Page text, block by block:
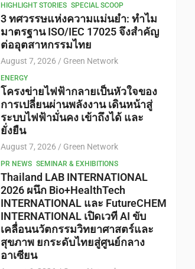
HIGHLIGHT STORIES SPECIAL SCOOP
3 ทศวรรษแห่งความแม่นยำ: ทำไม
มาตรฐาน ISO/IEC 17025 จึงสำคัญ
ต่ออุตสาหกรรมไทย
August 7, 2026 Green Network
ENERGY
โครงข่ายไฟฟ้ากลายเป็นหัวใจของ
การเปลี่ยนผ่านพลังงาน เดินหน้าสู่
ระบบไฟฟ้ามั่นคง เข้าถึงได้ และ
ยั่งยืน
August 7, 2026 Green Network
PR NEWS SEMINAR & EXHIBITIONS
Thailand LAB INTERNATIONAL
2026 ผนึก Bio+HealthTech
INTERNATIONAL และ FutureCHEM
INTERNATIONAL เปิดเวที AI ขับ
เคลื่อนนวัตกรรมวิทยาศาสตร์และ
สุขภาพ ยกระดับไทยสู่ศูนย์กลาง
อาเซียน